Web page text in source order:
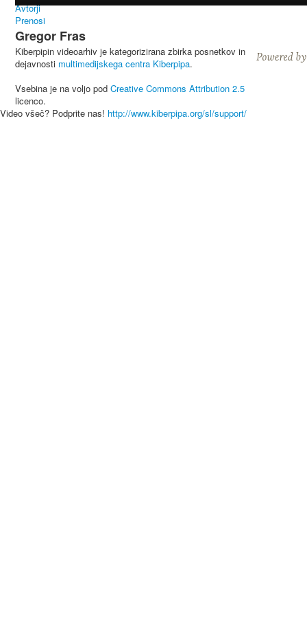
Avtorji
Prenosi
Gregor Fras
Kiberpipin videoarhiv je kategorizirana zbirka posnetkov in
dejavnosti multimedijskega centra Kiberpipa.
Vsebina je na voljo pod Creative Commons Attribution 2.5
licenco.
Video všeč? Podprite nas! http://www.kiberpipa.org/sl/support/